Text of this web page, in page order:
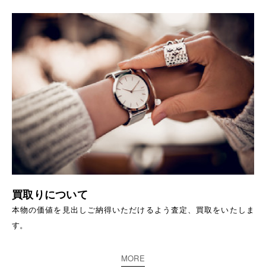
買取りについて
本物の価値を見出しご納得いただけるよう査定、買取をいたしま
す。
MORE